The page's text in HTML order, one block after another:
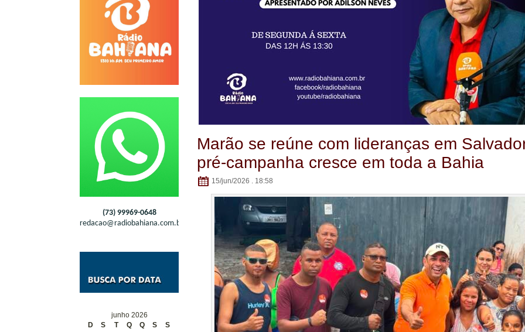
(73) 99969-0648
redacao@radiobahiana.com.br
junho 2026
D
S T Q Q S
S
Marão se reúne com lideranças em
pré-campanha cresce em toda a Bahia
15/jun/2026 . 18:58